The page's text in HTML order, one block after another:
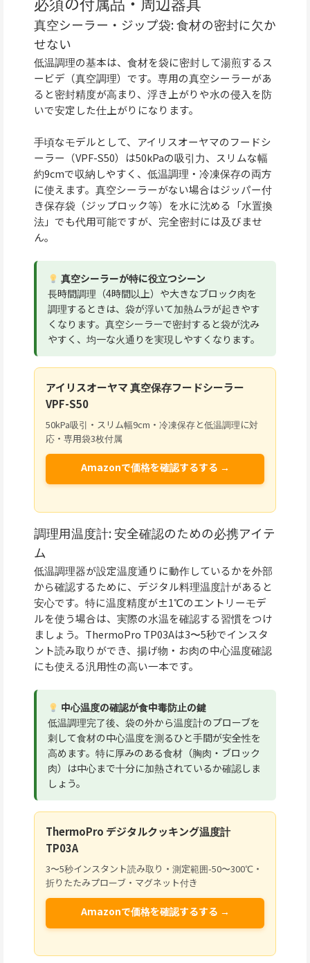
真空シーラー・ジップ袋: 食材の密封に欠か
せない
低温調理の基本は、食材を袋に密封して湯煎するス
ービデ（真空調理）です。専用の真空シーラーがあ
ると密封精度が高まり、浮き上がりや水の侵入を防
いで安定した仕上がりになります。
手頃なモデルとして、アイリスオーヤマのフードシ
ーラー（VPF-S50）は50kPaの吸引力、スリムな幅
約9cmで収納しやすく、低温調理・冷凍保存の両方
に使えます。真空シーラーがない場合はジッパー付
き保存袋（ジップロック等）を水に沈める「水置換
法」でも代用可能ですが、完全密封には及びませ
ん。
真空シーラーが特に役立つシーン
長時間調理（4時間以上）や大きなブロック肉を
調理するときは、袋が浮いて加熱ムラが起きやす
くなります。真空シーラーで密封すると袋が沈み
やすく、均一な火通りを実現しやすくなります。
アイリスオーヤマ 真空保存フードシーラー
VPF-S50
50kPa吸引・スリム幅9cm・冷凍保存と低温調理に対
応・専用袋3枚付属
Amazonで価格を確認するする →
調理用温度計: 安全確認のための必携アイテ
ム
低温調理器が設定温度通りに動作しているかを外部
から確認するために、デジタル料理温度計があると
安心です。特に温度精度が±1℃のエントリーモデ
ルを使う場合は、実際の水温を確認する習慣をつけ
ましょう。ThermoPro TP03Aは3〜5秒でインスタ
ント読み取りができ、揚げ物・お肉の中心温度確認
にも使える汎用性の高い一本です。
中心温度の確認が食中毒防止の鍵
低温調理完了後、袋の外から温度計のプローブを
刺して食材の中心温度を測るひと手間が安全性を
高めます。特に厚みのある食材（胸肉・ブロック
肉）は中心まで十分に加熱されているか確認しま
しょう。
ThermoPro デジタルクッキング温度計
TP03A
3〜5秒インスタント読み取り・測定範囲-50〜300℃・
折りたたみプローブ・マグネット付き
Amazonで価格を確認するする →